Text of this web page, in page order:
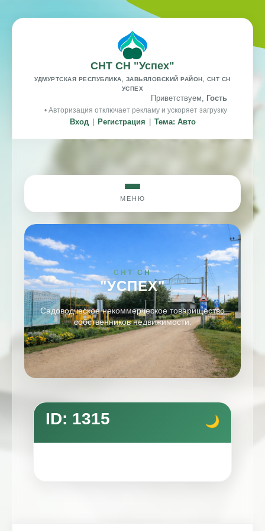
СНТ СН "Успех"
УДМУРТСКАЯ РЕСПУБЛИКА, ЗАВЬЯЛОВСКИЙ РАЙОН, СНТ СН
УСПЕХ
Приветствуем, Гость
• Авторизация отключает рекламу и ускоряет загрузку
Вход Регистрация Тема: Авто
МЕНЮ
СНТ СН
"УСПЕХ"
Садоводческое некоммерческое товарищество
собственников недвижимости.
ID: 1315